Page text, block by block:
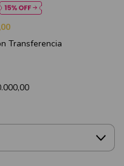
Transferencia